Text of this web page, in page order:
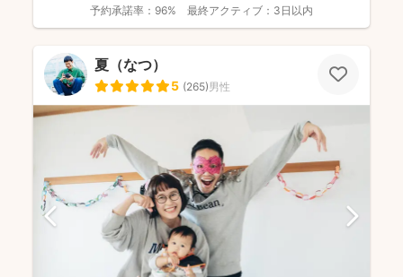
予約承諾率： 96% 最終アクティブ： 3日以内
夏（なつ）
5 (265)男性